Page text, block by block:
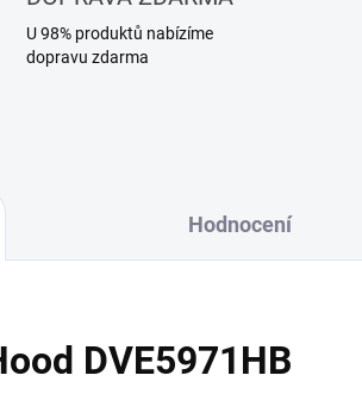
U 98% produktů nabízíme
dopravu zdarma
Hodnocení
DVE5971HB